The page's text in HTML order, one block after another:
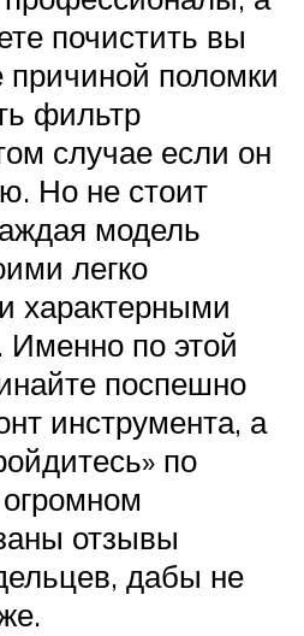
почистить вы
поломки
фильтр
случае если он
Но не стоит
модель
легко
характерными
Именно по этой
поспешно
инструмента, а
по
отзывы
дабы не